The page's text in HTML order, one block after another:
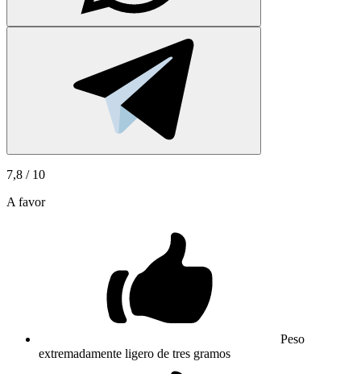
7,8 / 10
A favor
Peso
extremadamente ligero de tres gramos